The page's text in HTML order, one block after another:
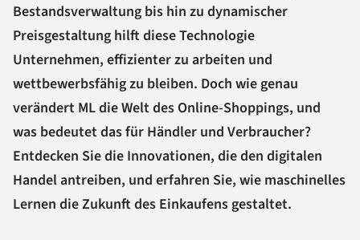
Bestandsverwaltung bis hin zu dynamischer
Preisgestaltung hilft diese Technologie
Unternehmen, effizienter zu arbeiten und
wettbewerbsfähig zu bleiben. Doch wie genau
verändert ML die Welt des Online-Shoppings, und
was bedeutet das für Händler und Verbraucher?
Entdecken Sie die Innovationen, die den digitalen
Handel antreiben, und erfahren Sie, wie maschinelles
Lernen die Zukunft des Einkaufens gestaltet.